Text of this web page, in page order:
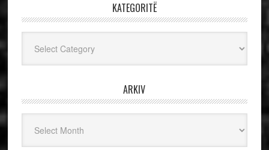
KATEGORITË
ARKIV